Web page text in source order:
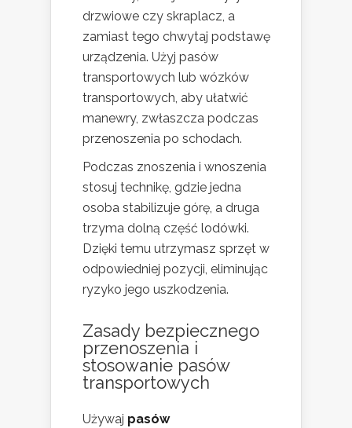
drzwiowe czy skraplacz, a
zamiast tego chwytaj podstawę
urządzenia. Użyj pasów
transportowych lub wózków
transportowych, aby ułatwić
manewry, zwłaszcza podczas
przenoszenia po schodach.
Podczas znoszenia i wnoszenia
stosuj technikę, gdzie jedna
osoba stabilizuje górę, a druga
trzyma dolną część lodówki.
Dzięki temu utrzymasz sprzęt w
odpowiedniej pozycji, eliminując
ryzyko jego uszkodzenia.
Zasady bezpiecznego
przenoszenia i
stosowanie pasów
transportowych
Używaj pasów